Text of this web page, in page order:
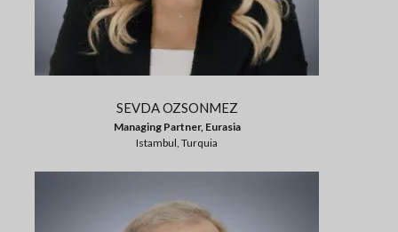
SEVDA OZSONMEZ
Managing Partner, Eurasia
Istambul, Turquia